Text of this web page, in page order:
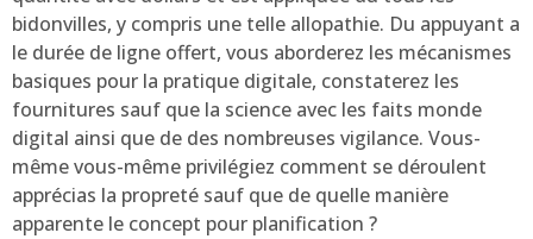
bidonvilles, y compris une telle allopathie. Du appuyant a
le durée de ligne offert, vous aborderez les mécanismes
basiques pour la pratique digitale, constaterez les
fournitures sauf que la science avec les faits monde
digital ainsi que de des nombreuses vigilance. Vous-
même vous-même privilégiez comment se déroulent
apprécias la propreté sauf que de quelle manière
apparente le concept pour planification ?